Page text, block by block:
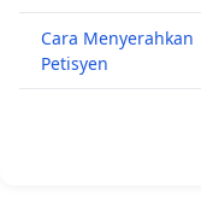
Cara Menyerahkan
Petisyen